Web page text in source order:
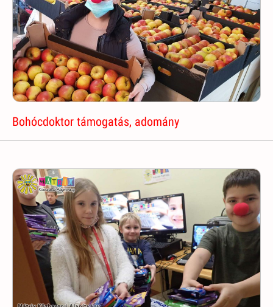
Bohócdoktor támogatás, adomány